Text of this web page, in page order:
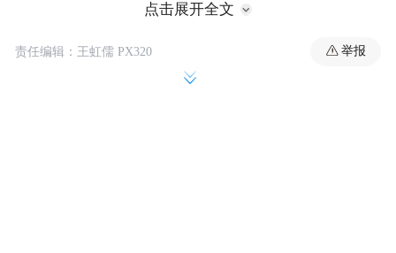
题图 | 《今日宜加油》
点击展开全文
责任编辑：王虹儒 PX320 举报